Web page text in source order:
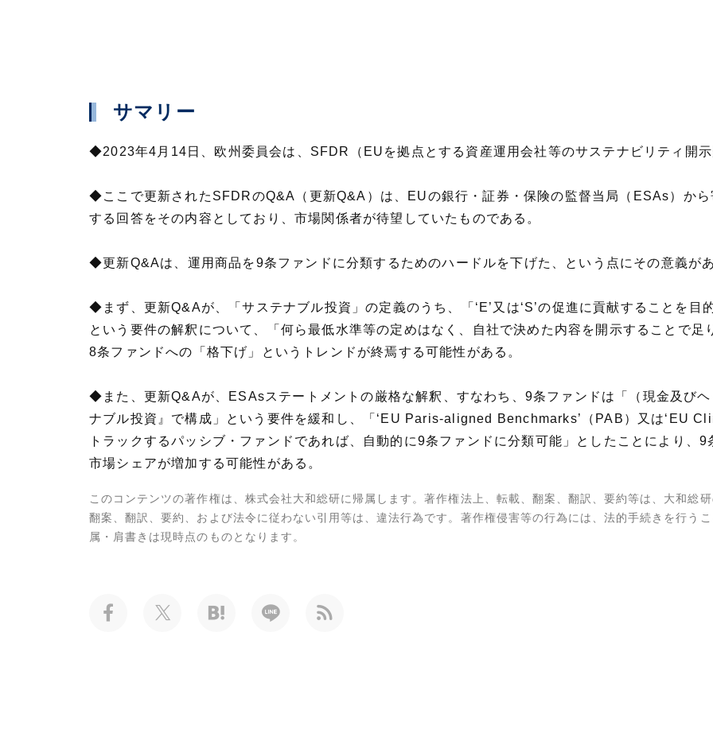
サマリー
◆2023年4月14日、欧州委員会は、SFDR（EUを拠点とする資産運用会社等のサステナビリティ開示
◆ここで更新されたSFDRのQ&A（更新Q&A）は、EUの銀行・証券・保険の監督当局（ESAs）か
する回答をその内容としており、市場関係者が待望していたものである。
◆更新Q&Aは、運用商品を9条ファンドに分類するためのハードルを下げた、という点にその意義があ
◆まず、更新Q&Aが、「サステナブル投資」の定義のうち、「‘E’又は‘S’の促進に貢献することを目
という要件の解釈について、「何ら最低水準等の定めはなく、自社で決めた内容を開示することで足
8条ファンドへの「格下げ」というトレンドが終焉する可能性がある。
◆また、更新Q&Aが、ESAsステートメントの厳格な解釈、すなわち、9条ファンドは「（現金及び
ナブル投資』で構成」という要件を緩和し、「‘EU Paris-aligned Benchmarks’（PAB）又は‘EU
トラックするパッシブ・ファンドであれば、自動的に9条ファンドに分類可能」としたことにより、
市場シェアが増加する可能性がある。
このコンテンツの著作権は、株式会社大和総研に帰属します。著作権法上、転載、翻案、翻訳、要約等は、大和総
翻案、翻訳、要約、および法令に従わない引用等は、違法行為です。著作権侵害等の行為には、法的手続きを行う
属・肩書きは現時点のものとなります。